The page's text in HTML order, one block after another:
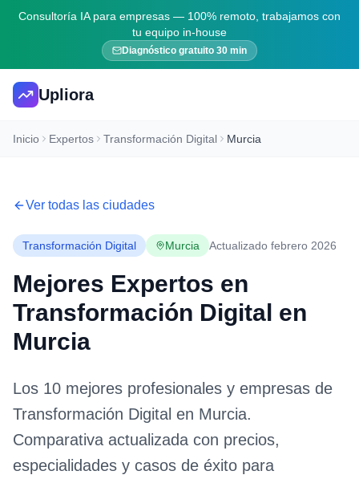
Consultoría IA para empresas — 100% remoto, trabajamos con
tu equipo in-house
Diagnóstico gratuito 30 min
Upliora
Inicio Expertos Transformación Digital Murcia
Ver todas las ciudades
Transformación Digital Murcia Actualizado febrero 2026
Mejores Expertos en
Transformación Digital en
Murcia
Los 10 mejores profesionales y empresas de
Transformación Digital en Murcia.
Comparativa actualizada con precios,
especialidades y casos de éxito para